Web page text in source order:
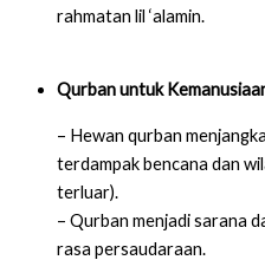
rahmatan lil ‘alamin.
Qurban untuk
– Hewan qurban
terdampak bencana dan
terluar).
– Qurban menjadi sarana
rasa persaudaraan.